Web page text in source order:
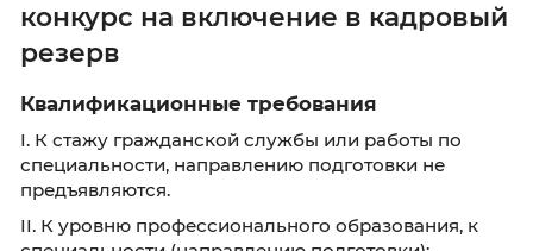
Калининградстат объявляет
конкурс на включение в
резерв
Квалификационные требования
I. К стажу гражданской службы или работы